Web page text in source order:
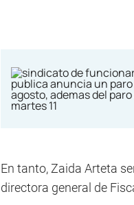
En tanto, Zaida Arteta
directora general de